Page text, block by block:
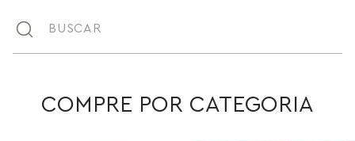
Buscar
COMPRE POR CATEGORIA